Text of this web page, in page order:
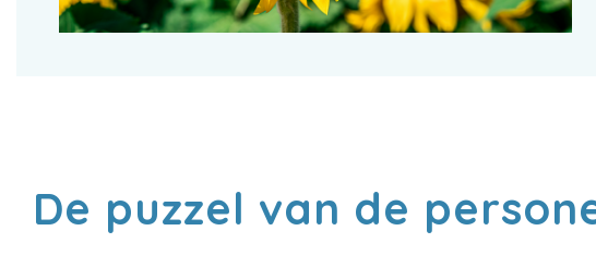
De puzzel van de